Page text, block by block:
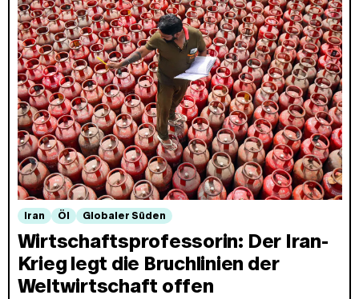
Iran Öl Globaler Süden
Wirtschaftsprofessorin: Der Iran-
Krieg legt die Bruchlinien der
Weltwirtschaft offen